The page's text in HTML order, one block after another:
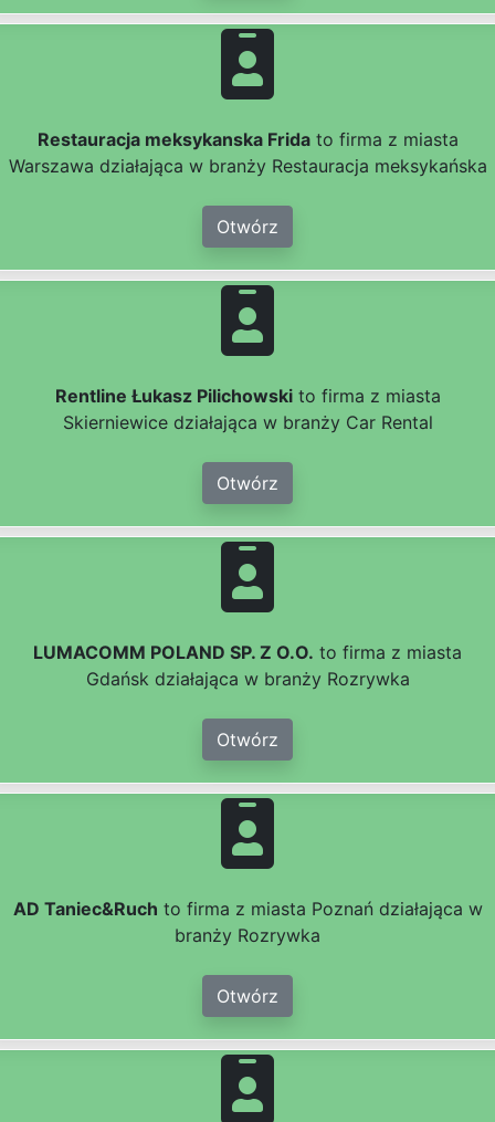
Restauracja meksykanska Fridato firma z miasta
Warszawa działająca w branży Restauracja meksykańska
Otwórz
Rentline Łukasz Pilichowskito firma z miasta
Skierniewice działająca w branży Car Rental
Otwórz
LUMACOMM POLAND SP. Z O.O. to firma z miasta
Gdańsk działająca w branży Rozrywka
Otwórz
AD Taniec&Ruch to firma z miasta Poznań działająca w
branży Rozrywka
Otwórz